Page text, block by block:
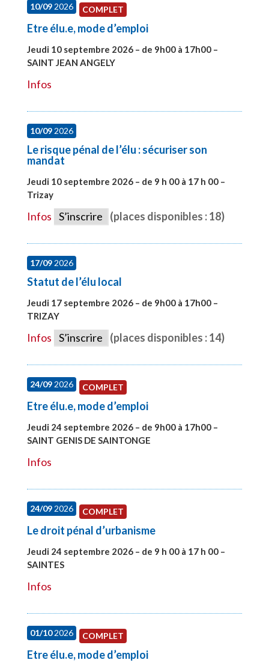
10/092026 COMPLET
Etre élu.e, mode d’emploi
Jeudi 10 septembre 2026 – de 9h00 à 17h00 –
SAINT JEAN ANGELY
Infos
10/092026
Le risque pénal de l’élu : sécuriser son
mandat
Jeudi 10 septembre 2026 – de 9 h 00 à 17 h 00 –
Trizay
Infos S’inscrire (places disponibles : 18)
17/092026
Statut de l’élu local
Jeudi 17 septembre 2026 – de 9h00 à 17h00 –
TRIZAY
Infos S’inscrire (places disponibles : 14)
24/092026 COMPLET
Etre élu.e, mode d’emploi
Jeudi 24 septembre 2026 – de 9h00 à 17h00 –
SAINT GENIS DE SAINTONGE
Infos
24/092026 COMPLET
Le droit pénal d’urbanisme
Jeudi 24 septembre 2026 – de 9 h 00 à 17 h 00 –
SAINTES
Infos
01/102026 COMPLET
Etre élu.e, mode d’emploi